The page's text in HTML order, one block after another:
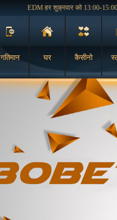
EDM हर शुक्रवार को 13:00-15:00
गतिमान घर कैसीनो